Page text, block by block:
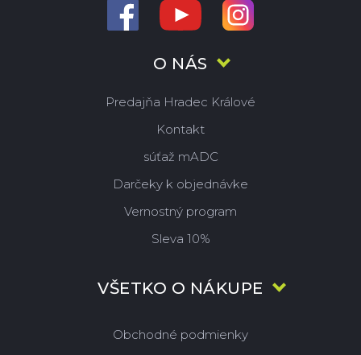
O NÁS
Predajňa Hradec Králové
Kontakt
súťaž mADC
Darčeky k objednávke
Vernostný program
Sleva 10%
VŠETKO O NÁKUPE
Obchodné podmienky